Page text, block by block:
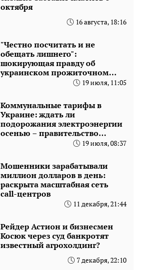
октября
16 августа, 18:16
"Честно посчитать и не
обещать лишнего":
шокирующая правду об
украинском прожиточном
минимуме и неожиданный
19 июля, 11:05
Коммунальные тарифы в
Украине: ждать ли
подорожания электроэнергии
осенью – правительство
сделало заявление
19 июля, 08:37
Мошенники зарабатывали
миллион долларов в день:
раскрыта масштабная сеть
call-центров
11 декабря, 21:44
Рейдер Астион и бизнесмен
Косюк через суд банкротят
известный агрохолдинг?
7 декабря, 22:10